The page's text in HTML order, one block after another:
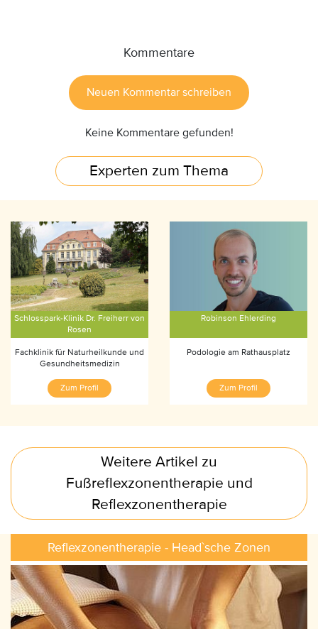
Kommentare
Neuen Kommentar schreiben
Keine Kommentare gefunden!
Experten zum Thema
Schlosspark-Klinik Dr. Freiherr von
Rosen
Fachklinik für Naturheilkunde und
Gesundheitsmedizin
Zum Profil
Robinson Ehlerding
Podologie am Rathausplatz
Zum Profil
Weitere Artikel zu
Fußreflexzonentherapie und
Reflexzonentherapie
Reflexzonentherapie - Head`sche Zonen